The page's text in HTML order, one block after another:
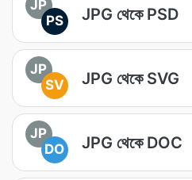
JP
PS
JPG থেকে PSD
JP
SV
JPG থেকে SVG
JP
DO
JPG থেকে DOC